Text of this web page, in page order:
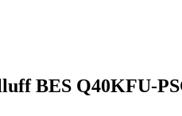
BES Q40KFU-